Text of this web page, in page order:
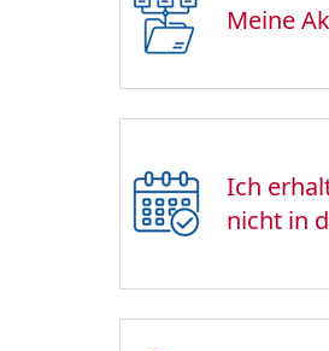
Meine
Ich
nicht in